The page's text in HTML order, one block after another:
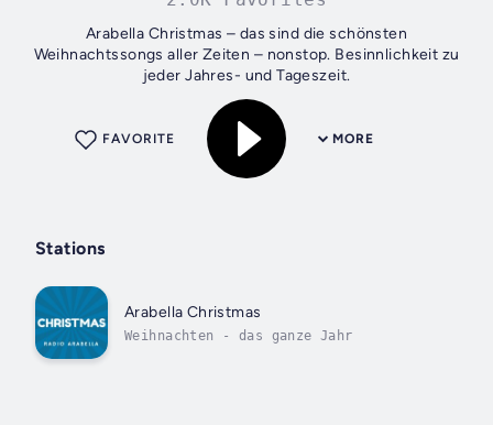
Arabella Christmas – das sind die schönsten
Weihnachtssongs aller Zeiten – nonstop. Besinnlichkeit zu
jeder Jahres- und Tageszeit.
MORE
FAVORITE
Stations
Arabella Christmas
Weihnachten - das ganze Jahr